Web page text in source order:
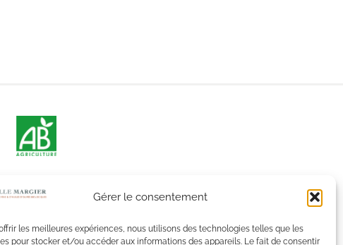
Gérer le consentement
les meilleures expériences, nous utilisons des technologies telles que les
pour stocker et/ou accéder aux informations des appareils. Le fait de consentir